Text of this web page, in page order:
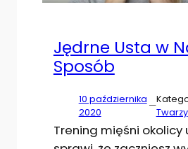
Jędrne Usta w
Sposób
10 października
2020
—
Twarzy
Trening mięśni okolicy